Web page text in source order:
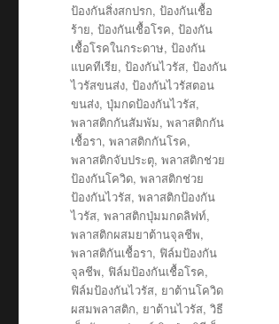
ป้องกันสิ่งสกปรก,ป้องกันเชื้อ
ร้าย,ป้องกันเชื้อโรค,ป้องกัน
เชื้อโรคในกระดาษ,ป้องกัน
แบคทีเรีย,ป้องกันไวรัส,ป้องกัน
ไวรัสขนส่ง,ป้องกันไวรัสตอน
ขนส่ง,ปุ่มกดป้องกันไวรัส,
พลาสติกกันสัมพัม,พลาสติกกัน
เชื้อรา,พลาสติกกันโรค,
พลาสติกจับประตุ,พลาสติกช่วย
ป้องกันโควิด,พลาสติกช่วย
ป้องกันไวรัส,พลาสติกป้องกัน
ไวรัส,พลาสติกปุ่มมกดลิฟท์,
พลาสติกผสมยาต้านจุลชีพ,
พลาสติกันเชื้อรา, ฟิล์มป้องกัน
จุลชีพ, ฟิล์มป้องกันเชื้อโรค,
ฟิล์มป้องกันไวรัส, ยาต้านโควิด
ผสมพลาสติก, ยาต้านไวรัส,วิธี